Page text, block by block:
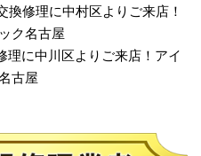
換修理に中村区よりご来店！
ク名古屋
に中川区よりご来店！アイ
古屋